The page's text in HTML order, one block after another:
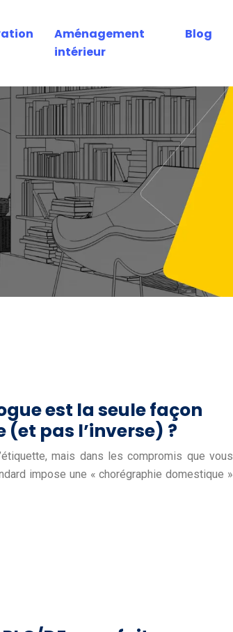
Aménagement
intérieur
Blog
est la seule façon
pas l’inverse) ?
mais dans les compromis que vous
impose une « chorégraphie domestique »